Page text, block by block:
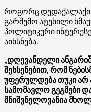
როგორც
გარშემო ატეხილი
პოლიტიკური
აიხსნება.
„დღევანდელი
შეხსენებით, რომ
უფერულდება თუკი არ
სამომავლო გეგმები
მნიშვნელოვანია